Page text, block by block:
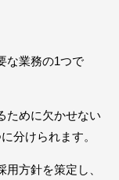
な業務の1つで
ために欠かせない
分けられます。
方針を策定し、